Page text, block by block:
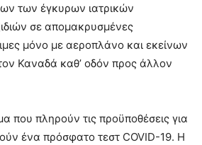
των έγκυρων ιατρικών
σε απομακρυσμένες
μόνο με αεροπλάνο και εκείνων
Καναδά καθ’ οδόν προς άλλον
που πληρούν τις προϋποθέσεις για
ένα πρόσφατο τεστ COVID-19. Η